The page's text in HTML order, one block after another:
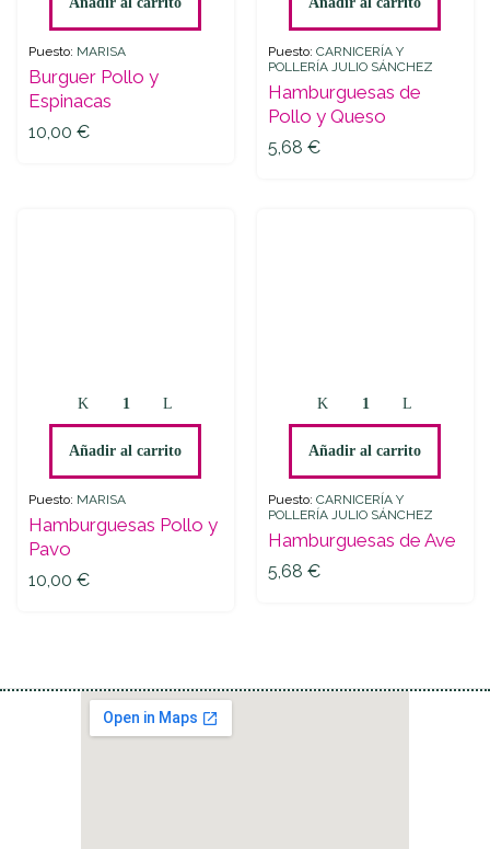
Puesto: MARISA
Burguer Pollo y
Espinacas
10,00 €
Queso
quantity
Puesto: CARNICERÍA Y
POLLERÍA JULIO SÁNCHEZ
Hamburguesas de
Pollo y Queso
5,68 €
Hamburguesas
Pollo
y
Añadir al carrito
Puesto: MARISA
Hamburguesas Pollo y
Pavo
10,00 €
Hamburguesas
de
Ave
Añadir al carrito
Puesto: CARNICERÍA Y
POLLERÍA JULIO SÁNCHEZ
Hamburguesas de Ave
5,68 €